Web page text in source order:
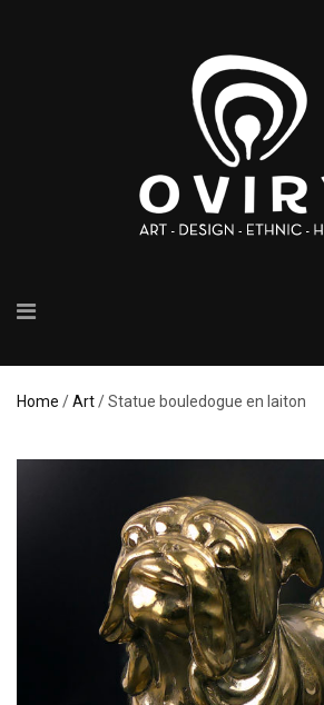
Home /Art/ Statue bouledogue en laiton